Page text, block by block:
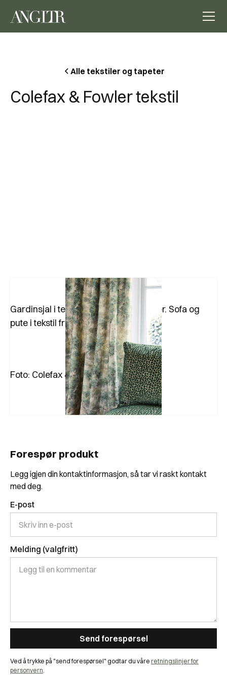
Alle tekstiler og tapeter
Colefax & Fowler tekstil
Forespør produkt
Legg igjen din kontaktinformasjon, så tar vi raskt kontakt
med deg.
E-post
Melding (valgfritt)
Ved å trykke på "send forespørsel" godtar du våre retningslinjer for
personvern.
Gardinsjal i tekstil fra Colefax & Fowler. Sofa og
pute i tekstil fra samme leverandør.
Foto: Colefax & Fowler